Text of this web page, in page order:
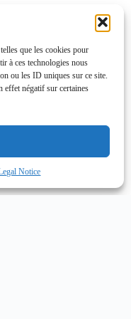
que les cookies pour
à ces technologies nous
ou les ID uniques sur ce site.
effet négatif sur certaines
Notice